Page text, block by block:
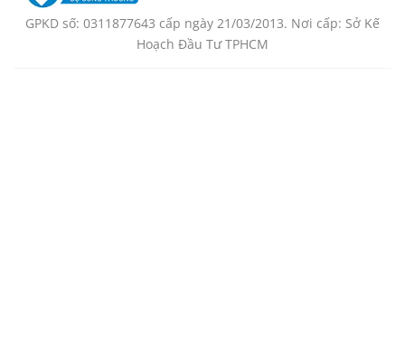
GPKD số: 0311877643 cấp ngày 21/03/2013. Nơi cấp: Sở Kế
Hoạch Đầu Tư TPHCM